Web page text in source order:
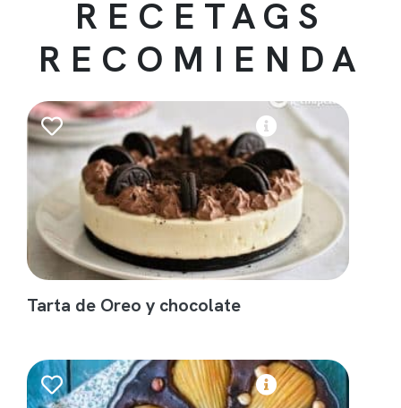
RECETAGS
RECOMIENDA
Tarta de Oreo y chocolate